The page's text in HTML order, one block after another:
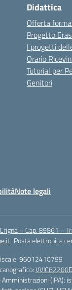
Didattica
Offerta
Progetto
I progetti
Orario
Tutorial per
Genitori
Note legali
– Cap. 89861 –
Posta elettronica
96012410799
Amministrazioni (IPA):